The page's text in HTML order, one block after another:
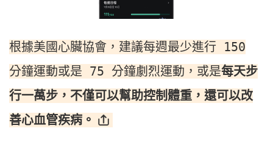
根據美國心臟協會，建議每週最少進行 150
分鐘運動或是 75 分鐘劇烈運動，或是每天步
行一萬步，不僅可以幫助控制體重，還可以改
善心血管疾病。